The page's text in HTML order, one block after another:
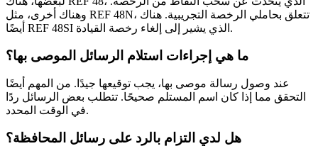
وهناك أخرى، مثل REF 48N، تتعلق بحاملي الرخصة التجريبية. هناك
أيضًا REF 48SI الذي يشير إلى إلغاء رخصة القيادة.
ما هي إجراءات استلام الرسائل الموصى بها؟
عند وصول رسالة موصى بها، يجب توقيعها جيدًا. من المهم أيضًا
التحقق مما إذا كان اسم المستلم صحيحًا. تتطلب بعض الرسائل ردًا
في الوقت المحدد.
هل لدي التزام بالرد على رسائل المحافظة؟